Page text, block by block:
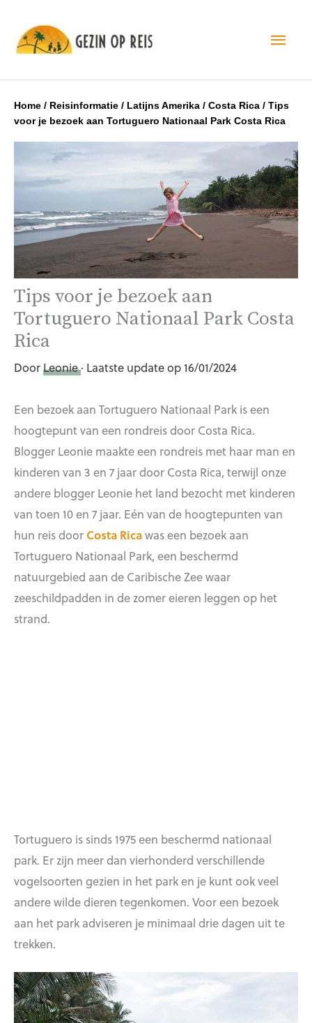
Home / Reisinformatie / Latijns Amerika / Costa Rica / Tips
voor je bezoek aan Tortuguero Nationaal Park Costa Rica
Tips voor je bezoek aan
Tortuguero Nationaal Park Costa
Rica
DoorLeonie· Laatste update op 16/01/2024
Een bezoek aan Tortuguero Nationaal Park is een
hoogtepunt van een rondreis door Costa Rica.
Blogger Leonie maakte een rondreis met haar man en
kinderen van 3 en 7 jaar door Costa Rica, terwijl onze
andere blogger Leonie het land bezocht met kinderen
van toen 10 en 7 jaar. Eén van de hoogtepunten van
hun reis doorCosta Ricawas een bezoek aan
Tortuguero Nationaal Park, een beschermd
natuurgebied aan de Caribische Zee waar
zeeschildpadden in de zomer eieren leggen op het
strand.
Tortuguero is sinds 1975 een beschermd nationaal
park. Er zijn meer dan vierhonderd verschillende
vogelsoorten gezien in het park en je kunt ook veel
andere wilde dieren tegenkomen. Voor een bezoek
aan het park adviseren je minimaal drie dagen uit te
trekken.